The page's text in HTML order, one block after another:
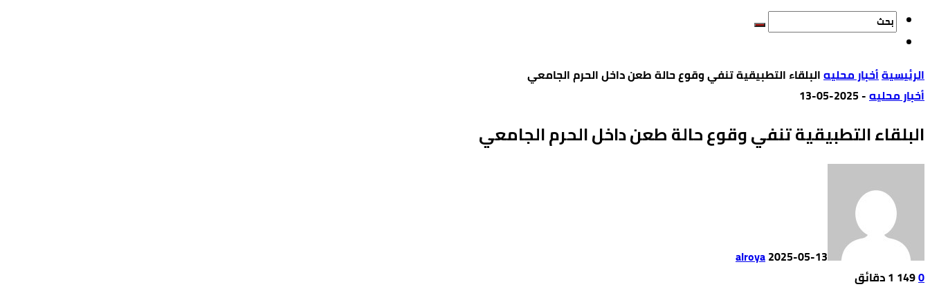
‫الرئيسية‬أخبار محليهالبلقاء التطبيقية تنفي وقوع حالة طعن داخل الحرم الجامعي
أخبار محليه-
2025-05-13
البلقاء التطبيقية تنفي وقوع حالة طعن داخل الحرم الجامعي
alroya2025-05-13
0
149 1 ‫دقائق‬